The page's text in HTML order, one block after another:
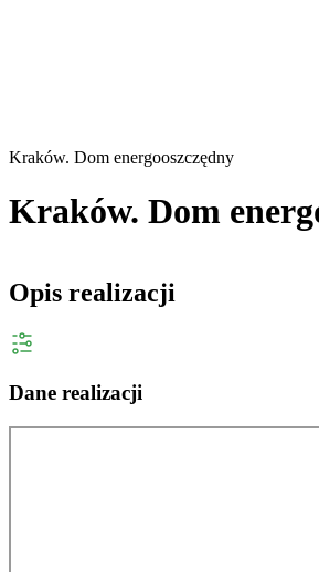
Kraków. Dom energooszczędny
Kraków. Dom
Opis realizacji
Dane realizacji